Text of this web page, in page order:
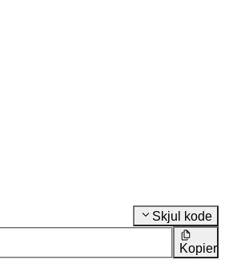
Skjul kode
Kopier